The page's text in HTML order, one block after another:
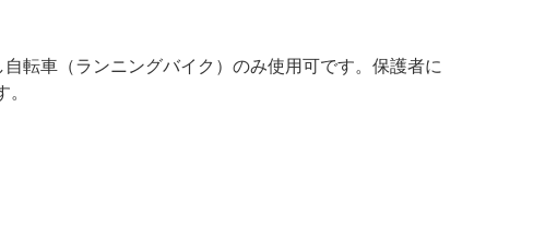
転車（ランニングバイク）のみ使用可です。保護者に